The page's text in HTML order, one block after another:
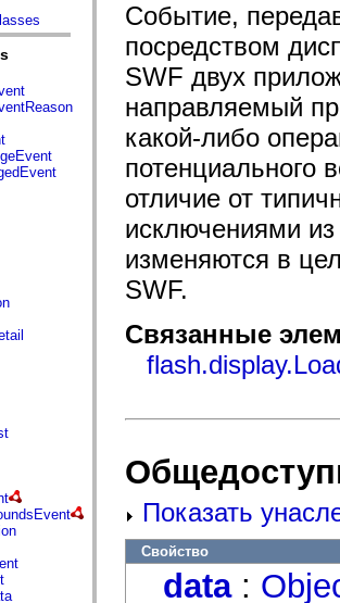
Событие,
посредством
SWF двух
направляемый
какой-либо
потенциального
отличие от
исключениями
изменяются в
SWF.
Связанные
Показать
Свойство
data: